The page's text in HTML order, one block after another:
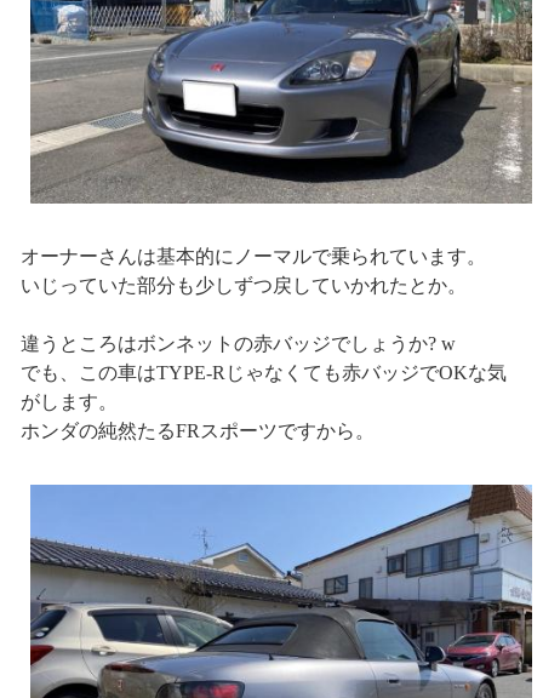
オーナーさんは基本的にノーマルで乗られています。
いじっていた部分も少しずつ戻していかれたとか。
違うところはボンネットの赤バッジでしょうか? w
でも、この車はTYPE-Rじゃなくても赤バッジでOKな気
がします。
ホンダの純然たるFRスポーツですから。